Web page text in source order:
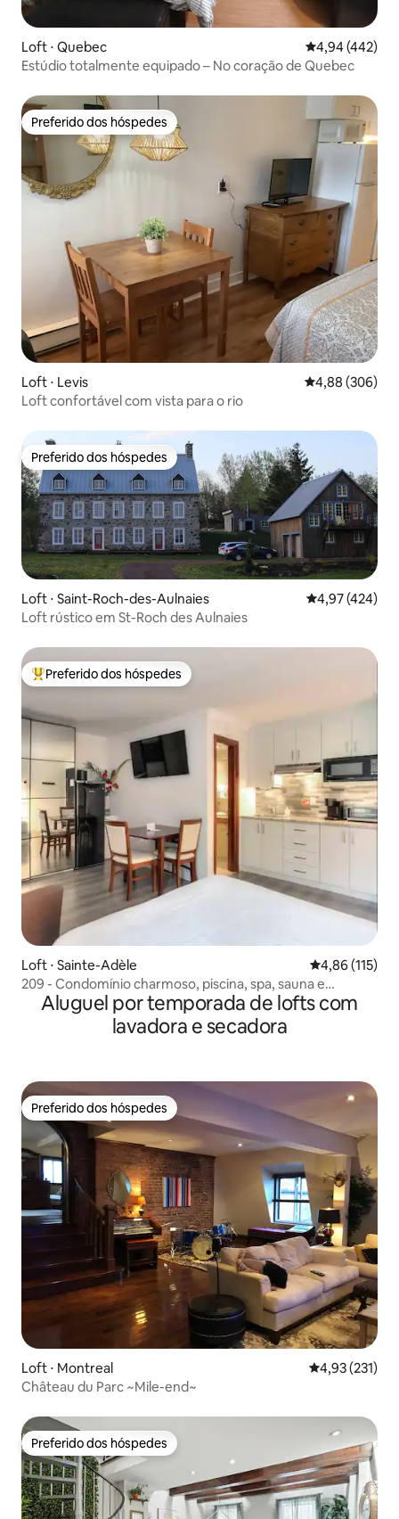
Loft ⋅ Quebec 4,94 de uma
4,94 (442)
Estúdio totalmente equipado – No coração de Quebec
Preferido dos hóspedes
Preferido dos hóspedes
Loft ⋅ Levis 4,88 de uma
4,88 (306)
Loft confortável com vista para o rio
Preferido dos hóspedes
Preferido dos hóspedes
Loft ⋅ Saint-Roch-des-Aulnaies 4,97 de uma
4,97 (424)
Loft rústico em St-Roch des Aulnaies
Entre os melhores preferidos dos hóspedes
Preferido dos hóspedes
Loft ⋅ Sainte-Adèle 4,86 de uma
4,86 (115)
209 - Condomínio charmoso, piscina, spa, sauna e
academia
Aluguel por temporada de lofts com
lavadora e secadora
Preferido dos hóspedes
Preferido dos hóspedes
Loft ⋅ Montreal 4,93 de uma
4,93 (231)
Château du Parc ~Mile-end~
Preferido dos hóspedes
Preferido dos hóspedes